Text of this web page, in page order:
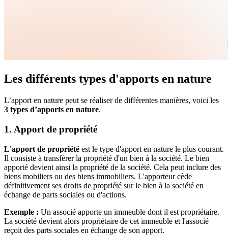
Les différents types d'apports en nature
L’apport en nature peut se réaliser de différentes manières, voici les
3 types d’apports en nature.
1. Apport de propriété
L'apport de propriété est le type d'apport en nature le plus courant.
Il consiste à transférer la propriété d'un bien à la société. Le bien
apporté devient ainsi la propriété de la société. Cela peut inclure des
biens mobiliers ou des biens immobiliers. L'apporteur cède
définitivement ses droits de propriété sur le bien à la société en
échange de parts sociales ou d'actions.
Exemple : Un associé apporte un immeuble dont il est propriétaire.
La société devient alors propriétaire de cet immeuble et l'associé
reçoit des parts sociales en échange de son apport.